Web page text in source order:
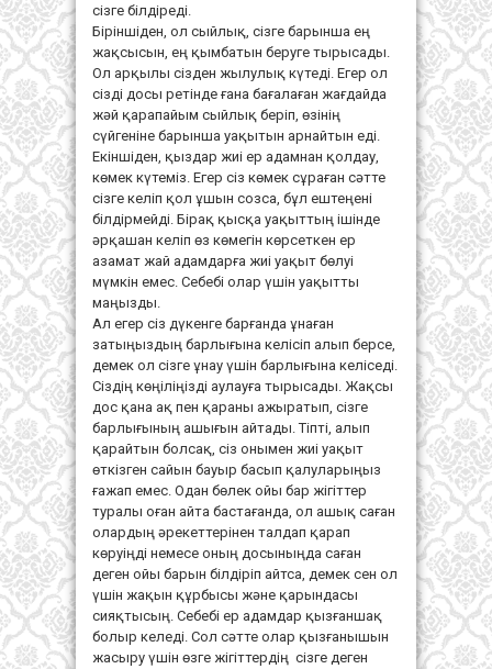
сізге білдіреді.
Біріншіден, ол сыйлық, сізге барынша ең
жақсысын, ең қымбатын беруге тырысады.
Ол арқылы сізден жылулық күтеді. Егер ол
сізді досы ретінде ғана бағалаған жағдайда
жәй қарапайым сыйлық беріп, өзінің
сүйгеніне барынша уақытын арнайтын еді.
Екіншіден, қыздар жиі ер адамнан қолдау,
көмек күтеміз. Егер сіз көмек сұраған сәтте
сізге келіп қол ұшын созса, бұл ештеңені
білдірмейді. Бірақ қысқа уақыттың ішінде
әрқашан келіп өз көмегін көрсеткен ер
азамат жай адамдарға жиі уақыт бөлуі
мүмкін емес. Себебі олар үшін уақытты
маңызды.
Ал егер сіз дүкенге барғанда ұнаған
затыңыздың барлығына келісіп алып берсе,
демек ол сізге ұнау үшін барлығына келіседі.
Сіздің көңіліңізді аулауға тырысады. Жақсы
дос қана ақ пен қараны ажыратып, сізге
барлығының ашығын айтады. Тіпті, алып
қарайтын болсақ, сіз онымен жиі уақыт
өткізген сайын бауыр басып қалуларыңыз
ғажап емес. Одан бөлек ойы бар жігіттер
туралы оған айта бастағанда, ол ашық саған
олардың әрекеттерінен талдап қарап
көруіңді немесе оның досыныңда саған
деген ойы барын білдіріп айтса, демек сен ол
үшін жақын құрбысы және қарындасы
сияқтысың. Себебі ер адамдар қызғаншақ
болыр келеді. Сол сәтте олар қызғанышын
жасыру үшін өзге жігіттердің сізге деген